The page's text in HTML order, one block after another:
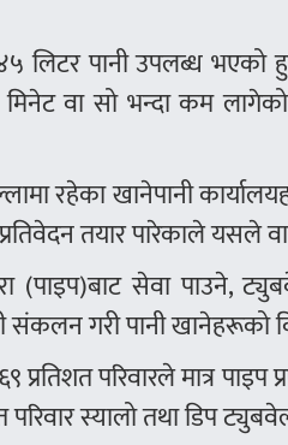
४५ लिटर पानी उपलब्ध
वा सो भन्दा कम
रहेका खानेपानी
तयार पारेकाले यसले
(पाइप)बाट सेवा पाउने,
संकलन गरी पानी खानेहरूको
परिवारले मात्र पाइप
स्यालो तथा डिप